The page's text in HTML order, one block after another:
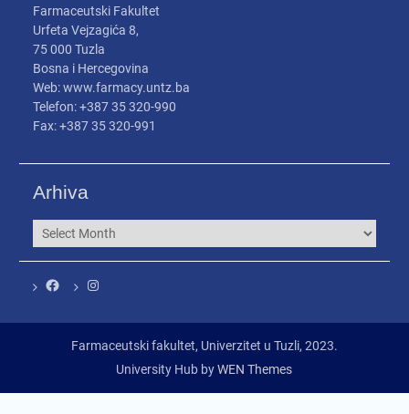
Farmaceutski Fakultet
Urfeta Vejzagića 8,
75 000 Tuzla
Bosna i Hercegovina
Web: www.farmacy.untz.ba
Telefon: +387 35 320-990
Fax: +387 35 320-991
Arhiva
Arhiva
FacebookInstagram
Farmaceutski fakultet, Univerzitet u Tuzli, 2023.
University Hub byWEN Themes